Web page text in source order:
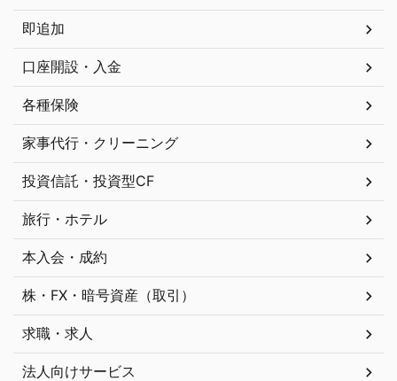
即追加
口座開設・入金
各種保険
家事代行・クリーニング
投資信託・投資型CF
旅行・ホテル
本入会・成約
株・FX・暗号資産（取引）
求職・求人
法人向けサービス